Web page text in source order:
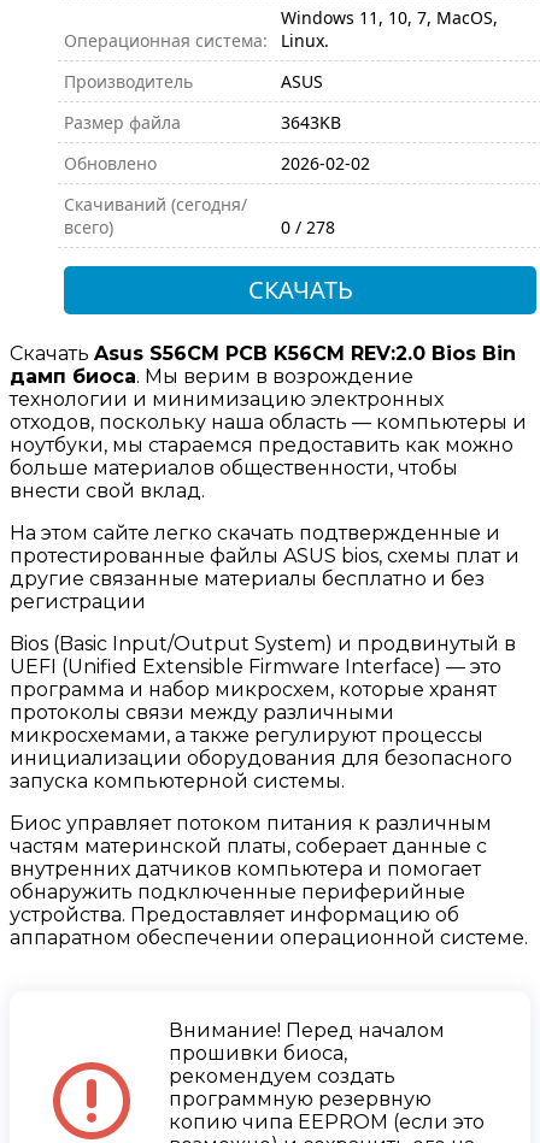
Операционная система:
Windows 11, 10, 7, MacOS,
Linux.
Производитель
ASUS
Размер файла
3643KB
Обновлено
2026-02-02
Скачиваний (сегодня/
всего)
0 / 278
СКАЧАТЬ
Скачать Asus S56CM PCB K56CM REV:2.0 Bios Bin
дамп биоса. Мы верим в возрождение
технологии и минимизацию электронных
отходов, поскольку наша область — компьютеры и
ноутбуки, мы стараемся предоставить как можно
больше материалов общественности, чтобы
внести свой вклад.
На этом сайте легко скачать подтвержденные и
протестированные файлы ASUS bios, схемы плат и
другие связанные материалы бесплатно и без
регистрации
Bios (Basic Input/Output System) и продвинутый в
UEFI (Unified Extensible Firmware Interface) — это
программа и набор микросхем, которые хранят
протоколы связи между различными
микросхемами, а также регулируют процессы
инициализации оборудования для безопасного
запуска компьютерной системы.
Биос управляет потоком питания к различным
частям материнской платы, соберает данные с
внутренних датчиков компьютера и помогает
обнаружить подключенные периферийные
устройства. Предоставляет информацию об
аппаратном обеспечении операционной системе.
Внимание! Перед началом
прошивки биоса,
рекомендуем создать
программную резервную
копию чипа EEPROM (если это